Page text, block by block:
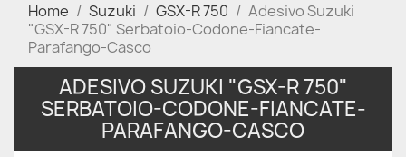
Home Suzuki GSX-R 750
Adesivo Suzuki
"GSX-R 750" Serbatoio-Codone-Fiancate-
Parafango-Casco
ADESIVO SUZUKI "GSX-R 750"
SERBATOIO-CODONE-FIANCATE-
PARAFANGO-CASCO